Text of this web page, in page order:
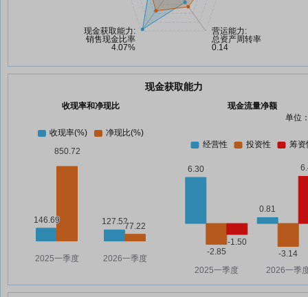
现金获取能力
收现率和净现比
现金流量净额
单位